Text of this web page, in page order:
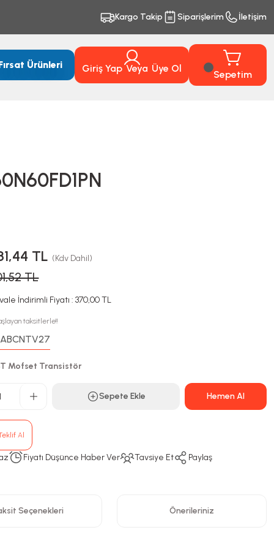
Kargo Takip Siparişlerim İletişim
Ürünleri Giriş Yap Veya Üye Ol
Sepetim
TL (Kdv Dahil)
TL
İndirimli Fiyatı : 370,00 TL
taksitlerle!!
ABCNTV27
Mofset Transistör
Sepete Ekle Hemen Al
Al
Fiyatı Düşünce Haber Ver Tavsiye Et Paylaş
Seçenekleri Önerileriniz